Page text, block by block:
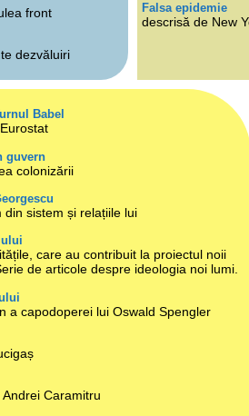
front
dezvăluiri
Falsa epidemie
descrisă de New
Babel
guvern
colonizării
din sistem și relațiile lui
care au contribuit la proiectul noii
de articole despre ideologia noi lumi.
a capodoperei lui Oswald Spengler
Caramitru